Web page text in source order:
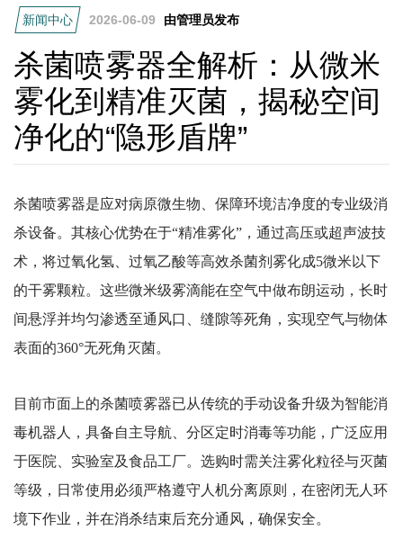
新闻中心 2026-06-09 由管理员发布
杀菌喷雾器全解析：从微米
雾化到精准灭菌，揭秘空间
净化的“隐形盾牌”
杀菌喷雾器是应对病原微生物、保障环境洁净度的专业级消
杀设备。其核心优势在于“精准雾化”，通过高压或超声波技
术，将过氧化氢、过氧乙酸等高效杀菌剂雾化成5微米以下
的干雾颗粒。这些微米级雾滴能在空气中做布朗运动，长时
间悬浮并均匀渗透至通风口、缝隙等死角，实现空气与物体
表面的360°无死角灭菌。
目前市面上的杀菌喷雾器已从传统的手动设备升级为智能消
毒机器人，具备自主导航、分区定时消毒等功能，广泛应用
于医院、实验室及食品工厂。选购时需关注雾化粒径与灭菌
等级，日常使用必须严格遵守人机分离原则，在密闭无人环
境下作业，并在消杀结束后充分通风，确保安全。